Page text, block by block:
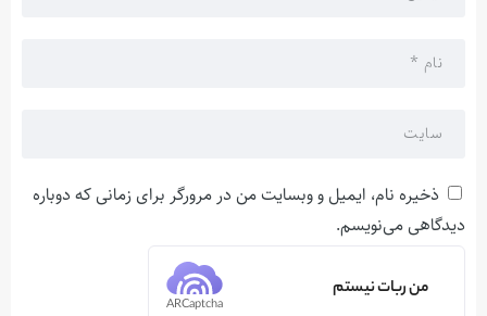
ذخیره نام، ایمیل و وبسایت من در مرورگر برای زمانی که دوباره
دیدگاهی می‌نویسم.
من ربات نیستم
ARCaptcha